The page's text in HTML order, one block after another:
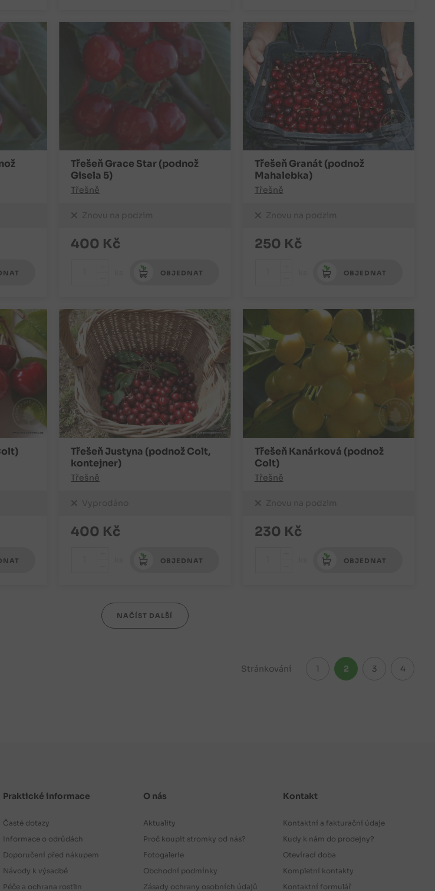
Třešeň Grace Star (podnož
Gisela 5)
Třešně
Znovu na podzim
400 Kč
OBJEDNAT
Třešeň Granát (podnož
Mahalebka)
Třešně
Znovu na podzim
250 Kč
OBJEDNAT
Třešeň Justyna (podnož Colt,
kontejner)
Třešně
Vyprodáno
400 Kč
OBJEDNAT
Třešeň Kanárková (podnož
Colt)
Třešně
Znovu na podzim
230 Kč
OBJEDNAT
NAČÍST DALŠÍ
Stránkování 1 2 3 4
Praktické informace
Časté dotazy
Informace o odrůdách
Doporučení před nákupem
Návody k výsadbě
Péče a ochrana rostlin
O nás
Aktuality
Proč koupit stromky od nás?
Fotogalerie
Obchodní podmínky
Zásady ochrany osobních údajů
Kontakt
Kontaktní a fakturační údaje
Kudy k nám do prodejny?
Otevírací doba
Kompletní kontakty
Kontaktní formulář